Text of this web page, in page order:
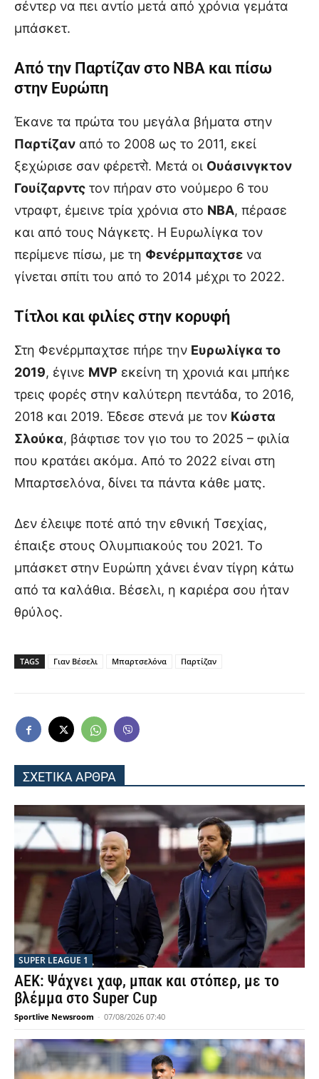
σέντερ να πει αντίο μετά από χρόνια γεμάτα
μπάσκετ.
Από την Παρτίζαν στο ΝΒΑ και πίσω
στην Ευρώπη
Έκανε τα πρώτα του μεγάλα βήματα στην
Παρτίζαν από το 2008 ως το 2011, εκεί
ξεχώρισε σαν φέρετरो. Μετά οι Ουάσινγκτον
Γουίζαρντς τον πήραν στο νούμερο 6 του
ντραφτ, έμεινε τρία χρόνια στο ΝΒΑ, πέρασε
και από τους Νάγκετς. Η Ευρωλίγκα τον
περίμενε πίσω, με τη Φενέρμπαχτσε να
γίνεται σπίτι του από το 2014 μέχρι το 2022.
Τίτλοι και φιλίες στην κορυφή
Στη Φενέρμπαχτσε πήρε την Ευρωλίγκα το
2019, έγινε MVP εκείνη τη χρονιά και μπήκε
τρεις φορές στην καλύτερη πεντάδα, το 2016,
2018 και 2019. Έδεσε στενά με τον Κώστα
Σλούκα, βάφτισε τον γιο του το 2025 – φιλία
που κρατάει ακόμα. Από το 2022 είναι στη
Μπαρτσελόνα, δίνει τα πάντα κάθε ματς.
Δεν έλειψε ποτέ από την εθνική Τσεχίας,
έπαιξε στους Ολυμπιακούς του 2021. Το
μπάσκετ στην Ευρώπη χάνει έναν τίγρη κάτω
από τα καλάθια. Βέσελι, η καριέρα σου ήταν
θρύλος.
TAGS Γιαν Βέσελι Μπαρτσελόνα Παρτίζαν
ΣΧΕΤΙΚΑ ΑΡΘΡΑ
SUPER LEAGUE 1
ΑΕΚ: Ψάχνει χαφ, μπακ και στόπερ, με το
βλέμμα στο Super Cup
Sportlive Newsroom - 07/08/2026 07:40